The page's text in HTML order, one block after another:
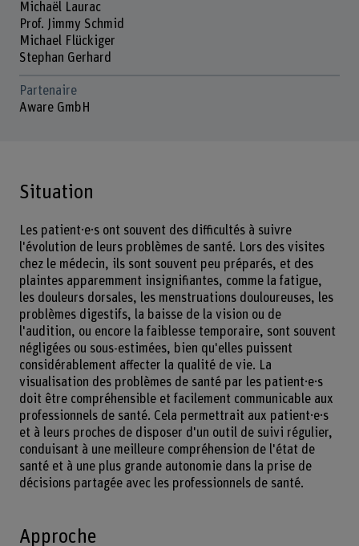
Michaël Laurac
Prof. Jimmy Schmid
Michael Flückiger
Stephan Gerhard
Partenaire
Aware GmbH
Situation
Les patient·e·s ont souvent des difficultés à suivre
l'évolution de leurs problèmes de santé. Lors des visites
chez le médecin, ils sont souvent peu préparés, et des
plaintes apparemment insignifiantes, comme la fatigue,
les douleurs dorsales, les menstruations douloureuses, les
problèmes digestifs, la baisse de la vision ou de
l'audition, ou encore la faiblesse temporaire, sont souvent
négligées ou sous-estimées, bien qu'elles puissent
considérablement affecter la qualité de vie. La
visualisation des problèmes de santé par les patient·e·s
doit être compréhensible et facilement communicable aux
professionnels de santé. Cela permettrait aux patient·e·s
et à leurs proches de disposer d'un outil de suivi régulier,
conduisant à une meilleure compréhension de l'état de
santé et à une plus grande autonomie dans la prise de
décisions partagée avec les professionnels de santé.
Approche